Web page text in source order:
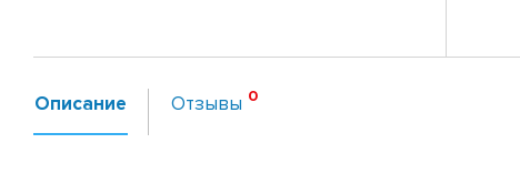
Описание Отзывы